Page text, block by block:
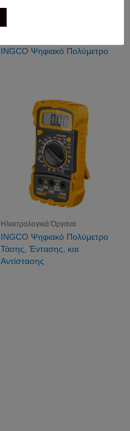
INGCO Ψηφιακό Πολύμετρο
Ηλεκτρολογικά Όργανα
INGCO Ψηφιακό Πολύμετρο
Τάσης, Έντασης, και
Αντίστασης